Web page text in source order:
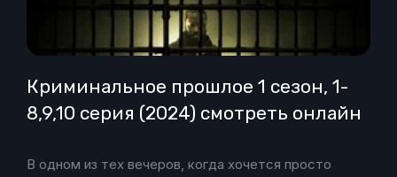
Криминальное прошлое 1 сезон, 1-
8,9,10 серия (2024) смотреть онлайн
В одном из тех вечеров, когда хочется просто